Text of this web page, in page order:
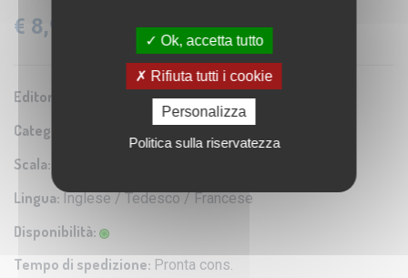
€ 8,90 IVA: 4% Inclusa
Editore/Produttore: Nelles
Categoria:
Scala:
Lingua: Inglese / Tedesco / Francese
Disponibilità:
Tempo di spedizione: Pronta cons.
Ok, accetta tutto
Rifiuta tutti i cookie
Personalizza
Politica sulla riservatezza